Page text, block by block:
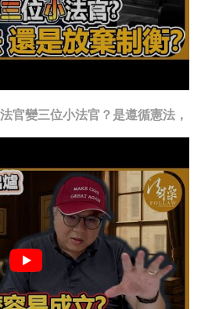
官變三位小法官？是遵循憲法，